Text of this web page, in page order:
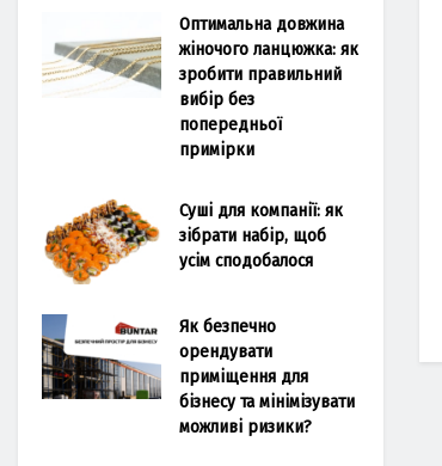
Оптимальна довжина
жіночого ланцюжка: як
зробити правильний
вибір без
попередньої
примірки
Суші для компанії: як
зібрати набір, щоб
усім сподобалося
Як безпечно
орендувати
приміщення для
бізнесу та мінімізувати
можливі ризики?